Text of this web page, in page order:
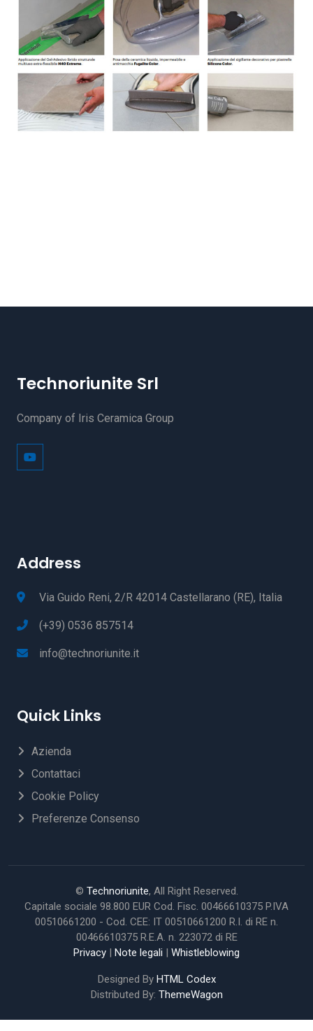
Technoriunite Srl
Company of Iris Ceramica Group
Address
Via Guido Reni, 2/R 42014 Castellarano (RE), Italia
(+39) 0536 857514
info@technoriunite.it
Quick Links
Azienda
Contattaci
Cookie Policy
Preferenze Consenso
© Technoriunite, All Right Reserved.
Capitale sociale 98.800 EUR Cod. Fisc. 00466610375 P.IVA
00510661200 - Cod. CEE: IT 00510661200 R.I. di RE n.
00466610375 R.E.A. n. 223072 di RE
Privacy | Note legali | Whistleblowing
Designed By HTML Codex
Distributed By: ThemeWagon